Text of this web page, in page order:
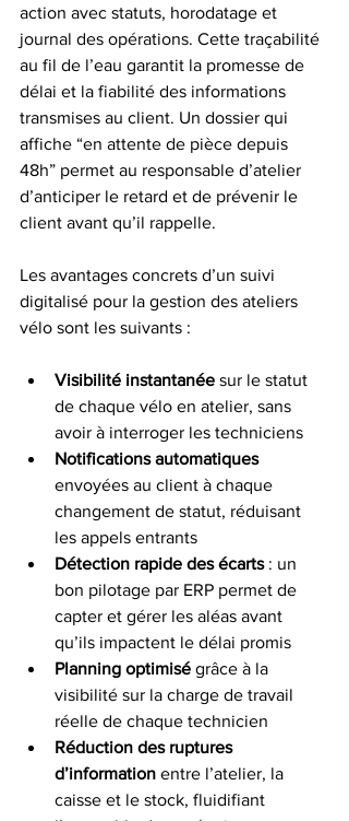
action avec statuts, horodatage et
journal des opérations. Cette traçabilité
au fil de l’eau garantit la promesse de
délai et la fiabilité des informations
transmises au client. Un dossier qui
affiche “en attente de pièce depuis
48h” permet au responsable d’atelier
d’anticiper le retard et de prévenir le
client avant qu’il rappelle.
Les avantages concrets d’un suivi
digitalisé pour la gestion des ateliers
vélo sont les suivants :
Visibilité instantanée sur le statut
de chaque vélo en atelier, sans
avoir à interroger les techniciens
Notifications automatiques
envoyées au client à chaque
changement de statut, réduisant
les appels entrants
Détection rapide des écarts : un
bon pilotage par ERP permet de
capter et gérer les aléas avant
qu’ils impactent le délai promis
Planning optimisé grâce à la
visibilité sur la charge de travail
réelle de chaque technicien
Réduction des ruptures
d’information entre l’atelier, la
caisse et le stock, fluidifiant